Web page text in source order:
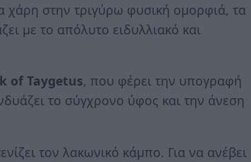
χάρη στην τριγύρω φυσική ομορφιά, τα
με το απόλυτο ειδυλλιακό και
of Taygetus, που φέρει την υπογραφή
το σύγχρονο ύφος και την άνεση
τον λακωνικό κάμπο. Για να ανέβει